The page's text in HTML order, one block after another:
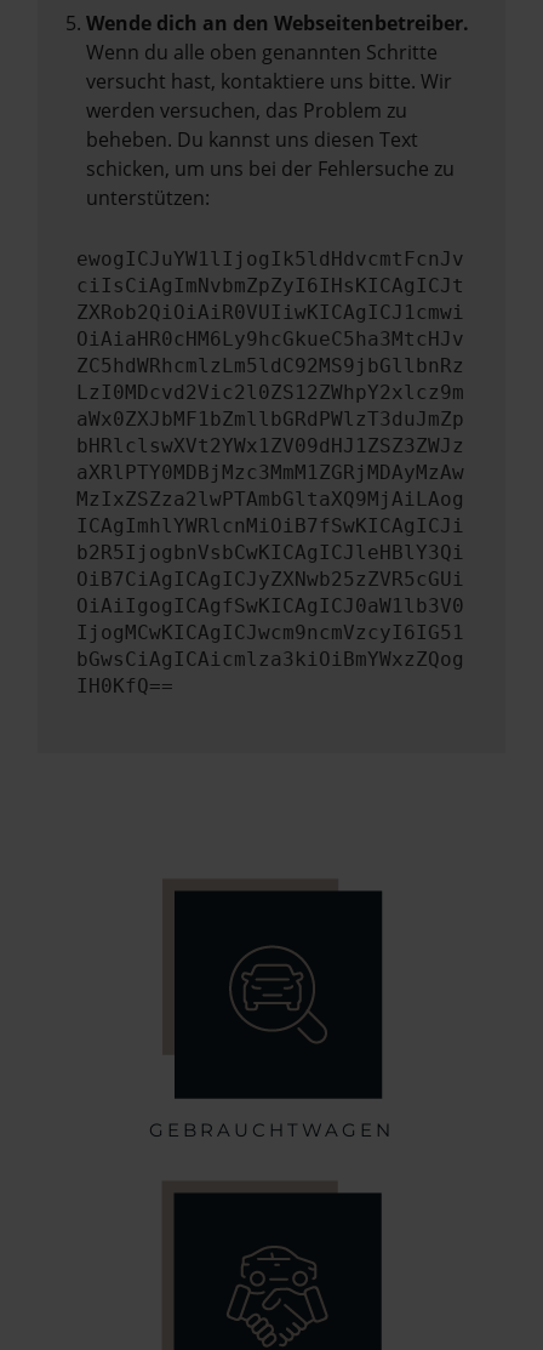
Wende dich an den Webseitenbetreiber.
Wenn du alle oben genannten Schritte
versucht hast, kontaktiere uns bitte. Wir
werden versuchen, das Problem zu
beheben. Du kannst uns diesen Text
schicken, um uns bei der Fehlersuche zu
unterstützen:
ewogICJuYW1lIjogIk5ldHdvcmtFcnJv
ciIsCiAgImNvbmZpZyI6IHsKICAgICJt
ZXRob2QiOiAiR0VUIiwKICAgICJ1cmwi
OiAiaHR0cHM6Ly9hcGkueC5ha3MtcHJv
ZC5hdWRhcmlzLm5ldC92MS9jbGllbnRz
LzI0MDcvd2Vic2l0ZS12ZWhpY2xlcz9m
aWx0ZXJbMF1bZmllbGRdPWlzT3duJmZp
bHRlclswXVt2YWx1ZV09dHJ1ZSZ3ZWJz
aXRlPTY0MDBjMzc3MmM1ZGRjMDAyMzAw
MzIxZSZza2lwPTAmbGltaXQ9MjAiLAog
ICAgImhlYWRlcnMiOiB7fSwKICAgICJi
b2R5IjogbnVsbCwKICAgICJleHBlY3Qi
OiB7CiAgICAgICJyZXNwb25zZVR5cGUi
OiAiIgogICAgfSwKICAgICJ0aW1lb3V0
IjogMCwKICAgICJwcm9ncmVzcyI6IG51
bGwsCiAgICAicmlza3kiOiBmYWxzZQog
IH0KfQ==
GEBRAUCHTWAGEN